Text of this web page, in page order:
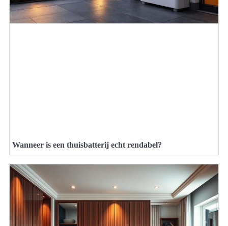
Wanneer is een thuisbatterij echt rendabel?